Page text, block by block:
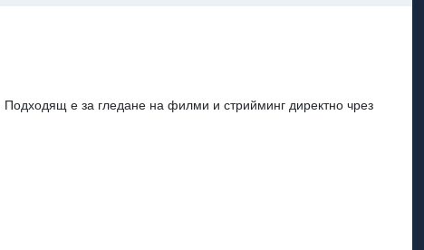
е за гледане на филми и стрийминг директно чрез